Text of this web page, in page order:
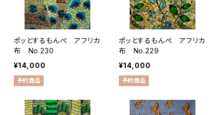
ポッとするもんぺ アフリカ
布 No.230
¥14,000
予約商品
ポッとするもんぺ アフリカ
布 No.229
¥14,000
予約商品